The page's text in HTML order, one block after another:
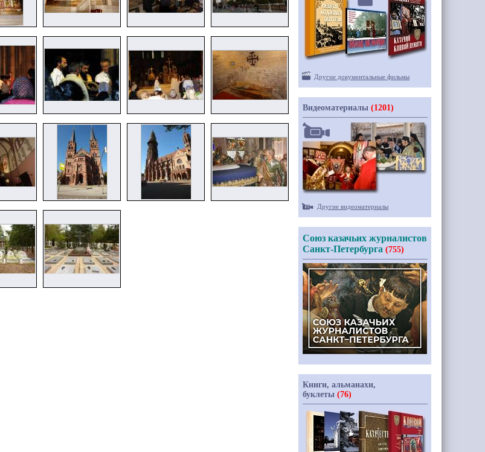
Другие документальные фильмы
Видеоматериалы (1201)
Другие видеоматериалы
Союз казачьих журналистов
Санкт-Петербурга (755)
Книги, альманахи,
буклеты (76)